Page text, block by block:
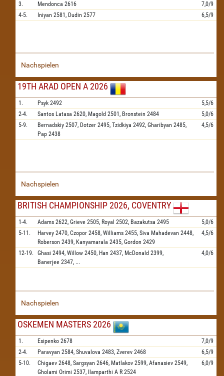
3.
Mendonca 2616
7,0/9
4-5.
Iniyan 2581, Dudin 2577 6,5/9
Nachspielen
19TH ARAD OPEN A 2026
1. Psyk 2492
5,5/6
2-4.
Santos Latasa 2620, Magold 2501, Bronstein 2484
5,0/6
5-9.
Bernadskiy 2507, Dotzer 2495, Tzidkiya 2492, Gharibyan 2485,
Pap 2438
4,5/6
Nachspielen
BRITISH CHAMPIONSHIP 2026, COVENTRY
1-4. Adams 2622, Grieve 2505, Royal 2502, Bazakutsa 2495
5,0/6
5-11.
Harvey 2470, Czopor 2458, Williams 2455, Siva Mahadevan 2448,
Roberson 2439, Kanyamarala 2435, Gordon 2429
4,5/6
12-19. Ghasi 2494, Willow 2450, Han 2437, McDonald 2399,
Banerjee 2347, ...
4,0/6
Nachspielen
OSKEMEN MASTERS 2026
1. Esipenko 2678
7,0/9
2-4.
Paravyan 2584, Shuvalova 2483, Zverev 2468
6,5/9
5-10.
Chigaev 2648, Sargsyan 2646, Matlakov 2599, Afanasiev 2549,
Gholami Orimi 2537, Ilamparthi A R 2524
6,0/9